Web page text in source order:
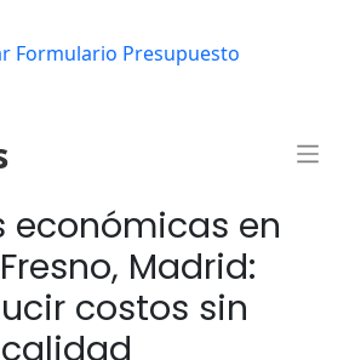
económicas en
Madrid:
costos sin